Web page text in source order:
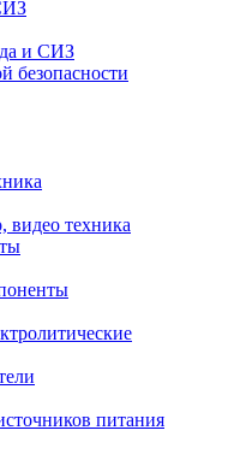
и СИЗ
безопасности
видео техника
питания